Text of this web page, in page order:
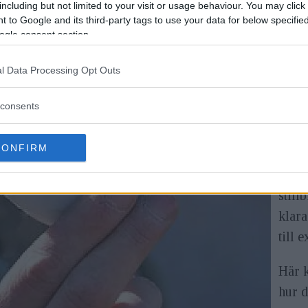
but not limited to your visit or usage behaviour. You may
to Google and its third-party tags to use your data for below
consent section.
Data Processing Opt Outs
få bilder skickade till en fjärrkontroll.
till
Här
hur